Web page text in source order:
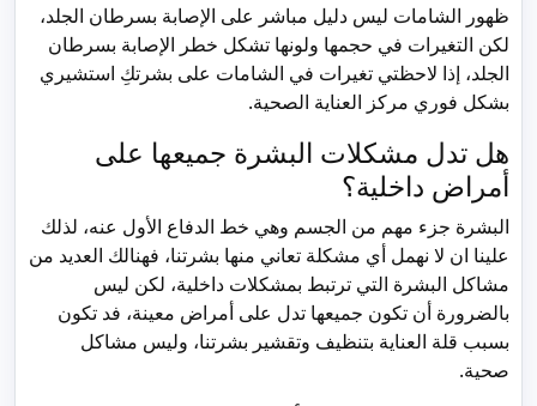
ظهور الشامات ليس دليل مباشر على الإصابة بسرطان الجلد،
لكن التغيرات في حجمها ولونها تشكل خطر الإصابة بسرطان
الجلد، إذا لاحظتي تغيرات في الشامات على بشرتكِ استشيري
بشكل فوري مركز العناية الصحية.
هل تدل مشكلات البشرة جميعها على
أمراض داخلية؟
البشرة جزء مهم من الجسم وهي خط الدفاع الأول عنه، لذلك
علينا ان لا نهمل أي مشكلة تعاني منها بشرتنا، فهنالك العديد من
مشاكل البشرة التي ترتبط بمشكلات داخلية، لكن ليس
بالضرورة أن تكون جميعها تدل على أمراض معينة، فد تكون
بسبب قلة العناية بتنظيف وتقشير بشرتنا، وليس مشاكل
صحية.